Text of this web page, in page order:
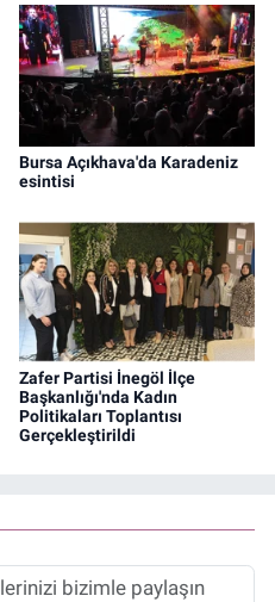
Bursa Açıkhava'da Karadeniz
esintisi
Zafer Partisi İnegöl İlçe
Başkanlığı'nda Kadın
Politikaları Toplantısı
Gerçekleştirildi